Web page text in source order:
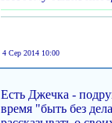
4 Сер 2014 10:00
Есть Джечка -
время "быть без